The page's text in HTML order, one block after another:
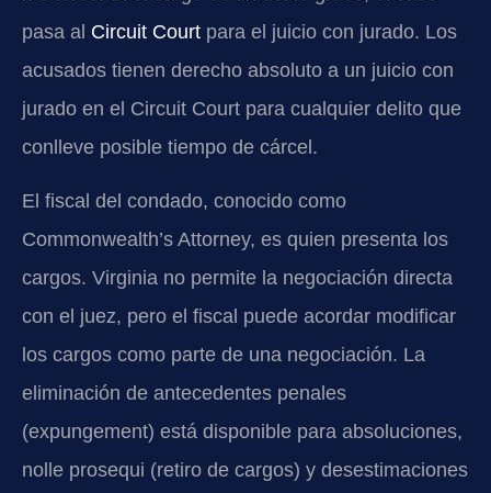
pasa al Circuit Court para el juicio con jurado. Los
acusados tienen derecho absoluto a un juicio con
jurado en el Circuit Court para cualquier delito que
conlleve posible tiempo de cárcel.
El fiscal del condado, conocido como
Commonwealth’s Attorney, es quien presenta los
cargos. Virginia no permite la negociación directa
con el juez, pero el fiscal puede acordar modificar
los cargos como parte de una negociación. La
eliminación de antecedentes penales
(expungement) está disponible para absoluciones,
nolle prosequi (retiro de cargos) y desestimaciones